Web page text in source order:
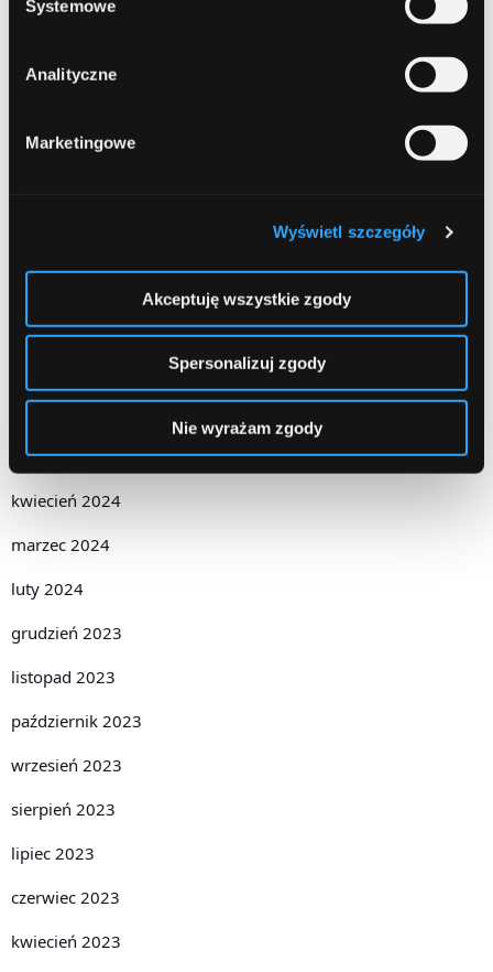
Systemowe
Analityczne
Marketingowe
Wyświetl szczegóły
Akceptuję wszystkie zgody
Spersonalizuj zgody
Nie wyrażam zgody
kwiecień 2025
styczeń 2025
październik 2024
wrzesień 2024
czerwiec 2024
kwiecień 2024
marzec 2024
luty 2024
grudzień 2023
listopad 2023
październik 2023
wrzesień 2023
sierpień 2023
lipiec 2023
czerwiec 2023
kwiecień 2023